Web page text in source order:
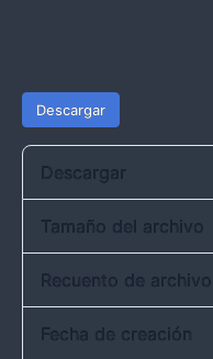
Descargar
Descargar
Tamaño del archivo
Recuento de
Fecha de creación